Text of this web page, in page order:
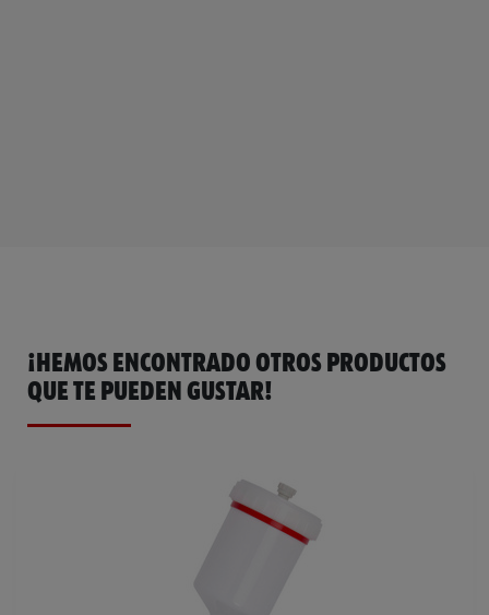
¡HEMOS ENCONTRADO OTROS PRODUCTOS
QUE TE PUEDEN GUSTAR!